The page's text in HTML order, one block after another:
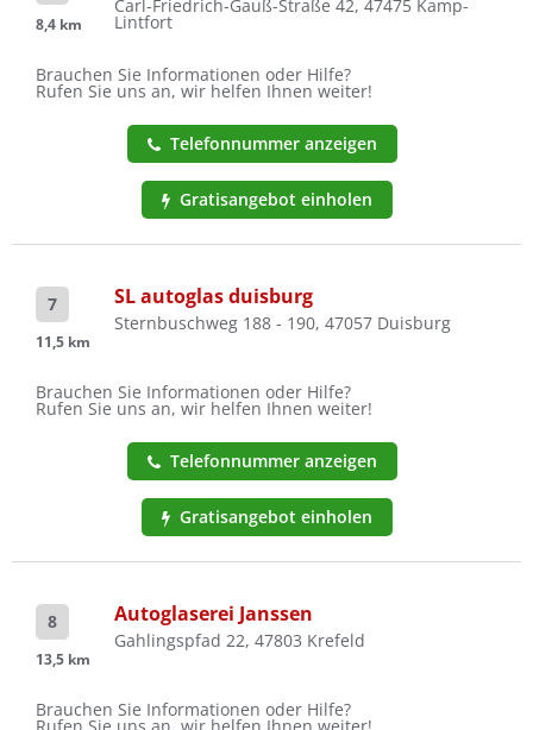
8,4 km
Carl-Friedrich-Gauß-Straße 42, 47475 Kamp-
Lintfort
Brauchen Sie Informationen oder Hilfe?
Rufen Sie uns an, wir helfen Ihnen weiter!
Telefonnummer anzeigen
Gratisangebot einholen
7
11,5 km
SL autoglas duisburg
Sternbuschweg 188 - 190, 47057 Duisburg
Brauchen Sie Informationen oder Hilfe?
Rufen Sie uns an, wir helfen Ihnen weiter!
Telefonnummer anzeigen
Gratisangebot einholen
8
13,5 km
Autoglaserei Janssen
Gahlingspfad 22, 47803 Krefeld
Brauchen Sie Informationen oder Hilfe?